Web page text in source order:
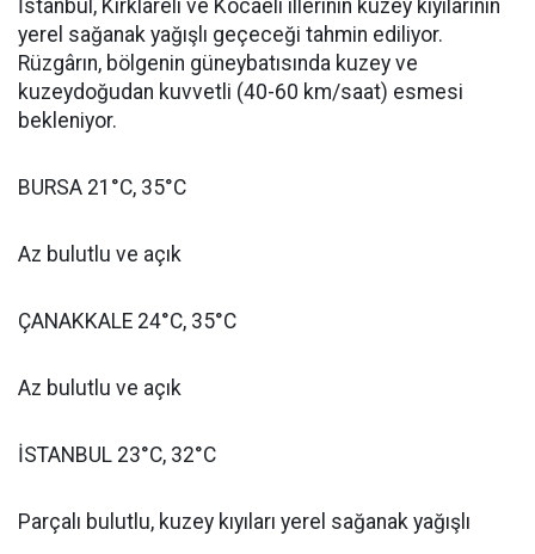
İstanbul, Kırklareli ve Kocaeli illerinin kuzey kıyılarının
yerel sağanak yağışlı geçeceği tahmin ediliyor.
Rüzgârın, bölgenin güneybatısında kuzey ve
kuzeydoğudan kuvvetli (40-60 km/saat) esmesi
bekleniyor.
BURSA 21°C, 35°C
Az bulutlu ve açık
ÇANAKKALE 24°C, 35°C
Az bulutlu ve açık
İSTANBUL 23°C, 32°C
Parçalı bulutlu, kuzey kıyıları yerel sağanak yağışlı